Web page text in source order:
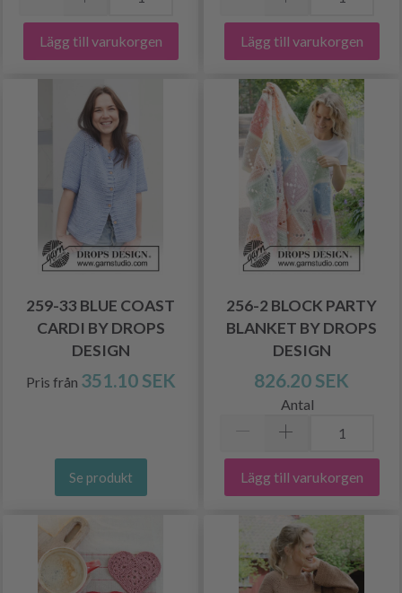
Lägg till varukorgen Lägg till varukorgen
259-33 BLUE COAST
CARDI BY DROPS
DESIGN
Pris från 351.10 SEK
Se produkt
256-2 BLOCK PARTY
BLANKET BY DROPS
DESIGN
826.20 SEK
Antal
Lägg till varukorgen